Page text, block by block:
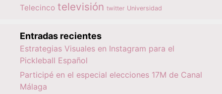
Telecinco televisión twitter Universidad
Entradas recientes
Estrategias Visuales en Instagram para el
Pickleball Español
Participé en el especial elecciones 17M de Canal
Málaga